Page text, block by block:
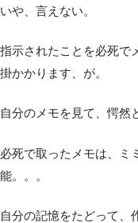
いや、言えない。
指示されたことを必死で
掛かかります、が。
自分のメモを見て、愕然
必死で取ったメモは、ミ
能。。。
自分の記憶をたどって、